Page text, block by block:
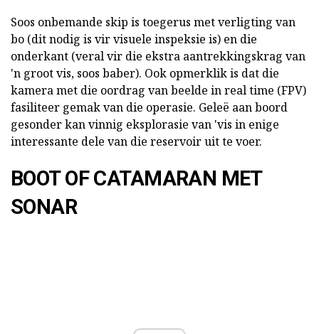
Soos onbemande skip is toegerus met verligting van
bo (dit nodig is vir visuele inspeksie is) en die
onderkant (veral vir die ekstra aantrekkingskrag van
'n groot vis, soos baber). Ook opmerklik is dat die
kamera met die oordrag van beelde in real time (FPV)
fasiliteer gemak van die operasie. Geleë aan boord
gesonder kan vinnig eksplorasie van 'vis in enige
interessante dele van die reservoir uit te voer.
BOOT OF CATAMARAN MET
SONAR